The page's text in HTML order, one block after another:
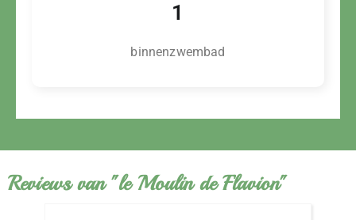
1
binnenzwembad
Reviews van "le Moulin de Flavion"